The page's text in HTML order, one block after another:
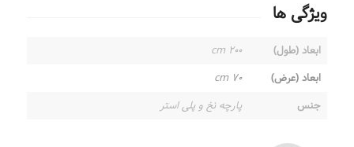
ویژگی ها
ابعاد (طول)
۲۰۰ cm
ابعاد (عرض)
۷۰ cm
جنس
پارچه نخ و پلی استر